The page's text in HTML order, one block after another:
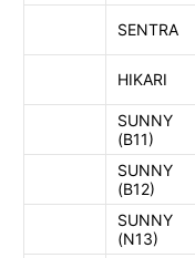
SENTRA
HIKARI
SUNNY
(B11)
SUNNY
(B12)
SUNNY
(N13)